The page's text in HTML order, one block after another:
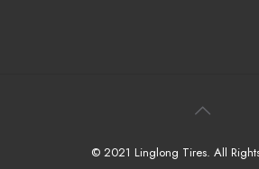
© 2021 Linglong Tires. All